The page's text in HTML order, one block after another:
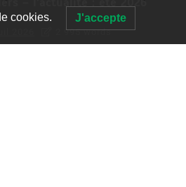
2 995 words
cookies. J'accepte